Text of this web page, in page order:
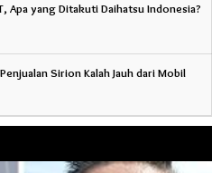
Apa yang Ditakuti Daihatsu Indonesia?
Sirion Kalah Jauh dari Mobil